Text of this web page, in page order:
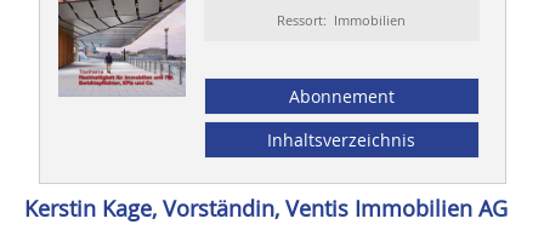
Ressort: Immobilien
Abonnement
Inhaltsverzeichnis
Kerstin Kage, Vorständin, Ventis ­Immobilien AG